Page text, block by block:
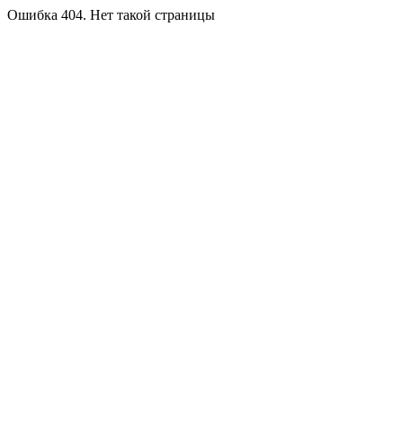
Ошибка 404. Нет такой страницы